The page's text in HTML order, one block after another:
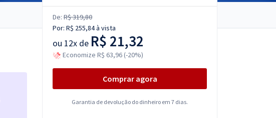
De: R$ 319,80
Por: R$ 255,84à vista
ou 12x de R$ 21,32
Economize R$ 63,96 (-20%)
Comprar agora
Garantia de devolução do dinheiro em 7 dias.